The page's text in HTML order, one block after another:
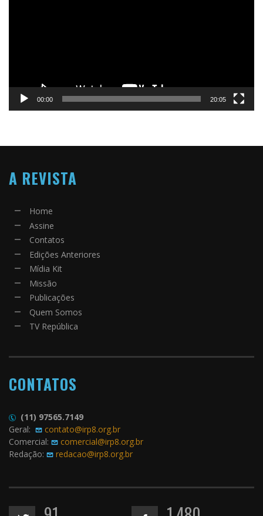
00:00 20:05
A REVISTA
Home
Assine
Contatos
Edições Anteriores
Mídia Kit
Missão
Publicações
Quem Somos
TV República
CONTATOS
(11) 97565.7149
Geral:
contato@irp8.org.br
Comercial:
comercial@irp8.org.br
Redação:
redacao@irp8.org.br